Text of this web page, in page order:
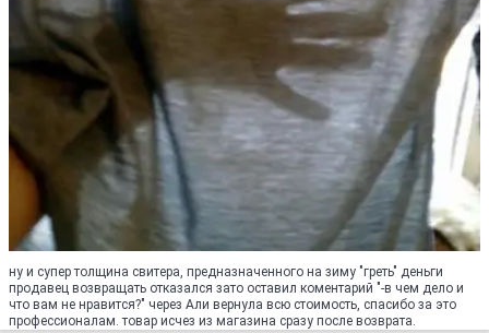
ну и супер толщина свитера, предназначенного на зиму "греть" деньги
продавец возвращать отказался зато оставил коментарий "-в чем дело и
что вам не нравится?" через Али вернула всю стоимость, спасибо за это
профессионалам. товар исчез из магазина сразу после возврата.